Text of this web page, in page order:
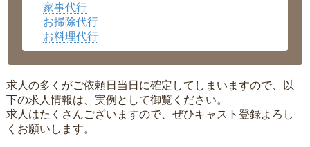
家事代行
お掃除代行
お料理代行
求人の多くがご依頼日当日に確定してしまいますので、以
下の求人情報は、実例として御覧ください。
求人はたくさんございますので、ぜひキャスト登録よろし
くお願いします。